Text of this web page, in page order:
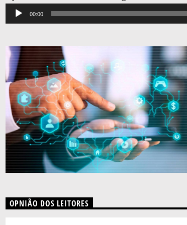
Reprodutor
de
00:00
OPNIÃO DOS LEITORES